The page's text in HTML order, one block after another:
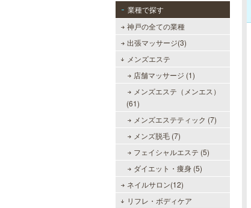
業種で探す
神戸の全ての業種
出張マッサージ(3)
メンズエステ
店舗マッサージ (1)
メンズエステ（メンエス）
(61)
メンズエステティック (7)
メンズ脱毛 (7)
フェイシャルエステ (5)
ダイエット・痩身 (5)
ネイルサロン(12)
リフレ・ボディケア